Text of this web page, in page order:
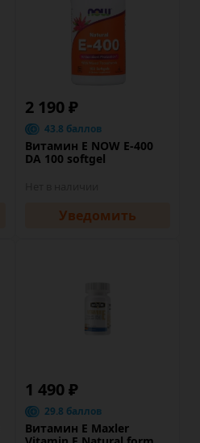
2 190 ₽
43.8 баллов
Витамин Е NOW E-400
DA 100 softgel
Уведомить
1 490 ₽
29.8 баллов
Витамин Е Maxler